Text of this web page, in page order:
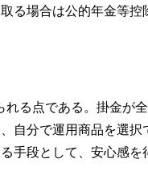
る場合は公的年金等控
る点である。掛金が
自分で運用商品を選
手段として、安心感を